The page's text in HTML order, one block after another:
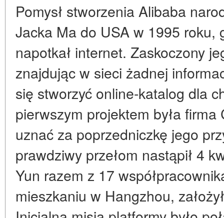
Pomysł stworzenia Alibaba
Jacka Ma do USA w 1995 roku,
napotkał internet. Zaskoczony
znajdując w sieci żadnej
się stworzyć online-katalog dla
pierwszym projektem była
uznać za poprzedniczkę jego
prawdziwy przełom nastąpił 4
Yun razem z 17
mieszkaniu w Hangzhou,